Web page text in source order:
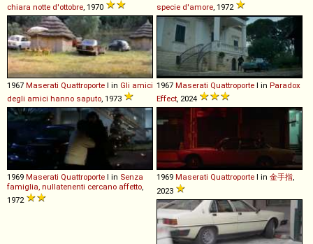
chiara notte d'ottobre, 1970
specie d'amore, 1972
1967 Maserati Quattroporte I in Gli amici
degli amici hanno saputo, 1973
1967 Maserati Quattroporte I in Paradox
Effect, 2024
1969 Maserati Quattroporte I in Senza
famiglia, nullatenenti cercano affetto,
1972
1969 Maserati Quattroporte I in 金手指,
2023